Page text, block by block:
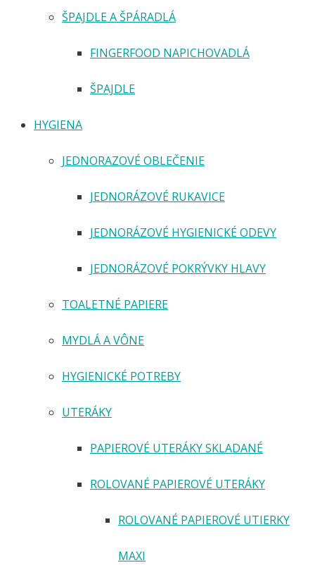
ŠPAJDLE A ŠPÁRADLÁ
FINGERFOOD NAPICHOVADLÁ
ŠPAJDLE
HYGIENA
JEDNORAZOVÉ OBLEČENIE
JEDNORÁZOVÉ RUKAVICE
JEDNORÁZOVÉ HYGIENICKÉ ODEVY
JEDNORÁZOVÉ POKRÝVKY HLAVY
TOALETNÉ PAPIERE
MYDLÁ A VÔNE
HYGIENICKÉ POTREBY
UTERÁKY
PAPIEROVÉ UTERÁKY SKLADANÉ
ROLOVANÉ PAPIEROVÉ UTERÁKY
ROLOVANÉ PAPIEROVÉ UTIERKY
MAXI